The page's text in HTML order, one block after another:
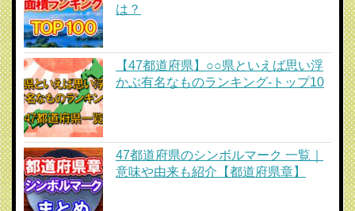
は？
【47都道府県】○○県といえば思い浮
かぶ有名なものランキング-トップ10
47都道府県のシンボルマーク 一覧｜
意味や由来も紹介【都道府県章】